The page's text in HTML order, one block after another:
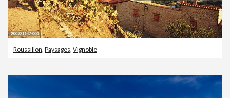
Roussillon Paysages Vignoble